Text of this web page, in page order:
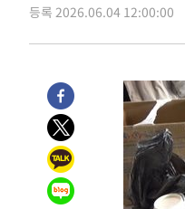
-8210초 전 >[속보] 노원서
-5300초 전 >[속보]종합특검
-4144초 전 >
11시간 압수
-3166초 전 >
[속보]규제합
태 후임
7분 전 > [속보]국힘 윤리위,
-30377초 전 >
미 사업체
하향수정 (2보)
-29825초 전 >
[속보] 미 사
등록 2026.06.04 12:00:00